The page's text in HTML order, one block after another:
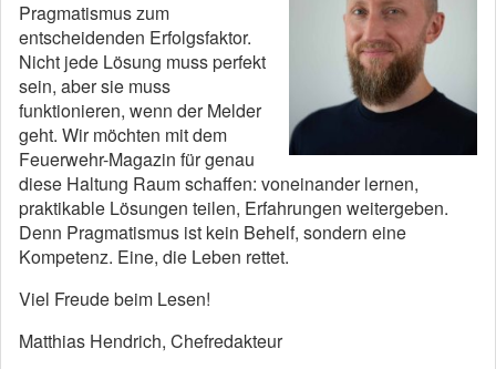
Pragmatismus zum
entscheidenden Erfolgsfaktor.
Nicht jede Lösung muss perfekt
sein, aber sie muss
funktionieren, wenn der Melder
geht. Wir möchten mit dem
Feuerwehr-Magazin für genau
diese Haltung Raum schaffen: voneinander lernen,
praktikable Lösungen teilen, Erfahrungen weitergeben.
Denn Pragmatismus ist kein Behelf, sondern eine
Kompetenz. Eine, die Leben rettet.
Viel Freude beim Lesen!
Matthias Hendrich, Chefredakteur